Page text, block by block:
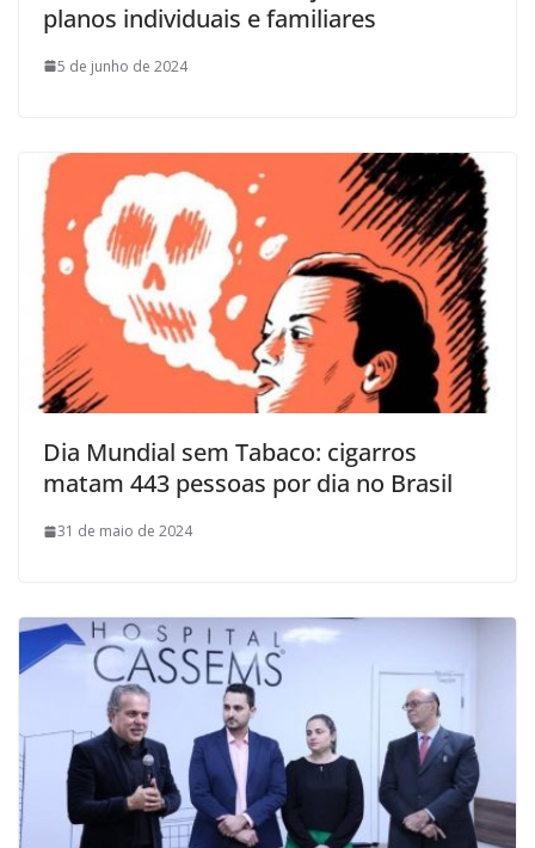
planos individuais e familiares
5 de junho de 2024
Dia Mundial sem Tabaco: cigarros
matam 443 pessoas por dia no Brasil
31 de maio de 2024